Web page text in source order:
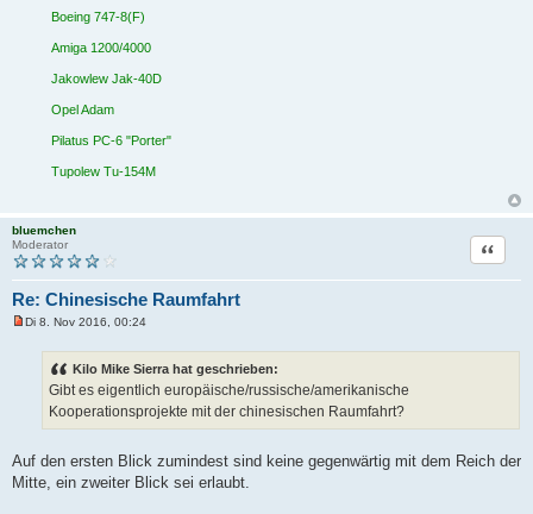
Boeing 747-8(F)
Amiga 1200/4000
Jakowlew Jak-40D
Opel Adam
Pilatus PC-6 "Porter"
Tupolew Tu-154M
bluemchen
Moderator
Re: Chinesische Raumfahrt
Zitat
e
r
B
Di 8. Nov 2016, 00:24
Kilo Mike Sierra hat geschrieben:
Gibt es eigentlich europäische/russische/amerikanische
Kooperationsprojekte mit der chinesischen Raumfahrt?
Auf den ersten Blick zumindest sind keine gegenwärtig mit dem Reich der
Mitte, ein zweiter Blick sei erlaubt.